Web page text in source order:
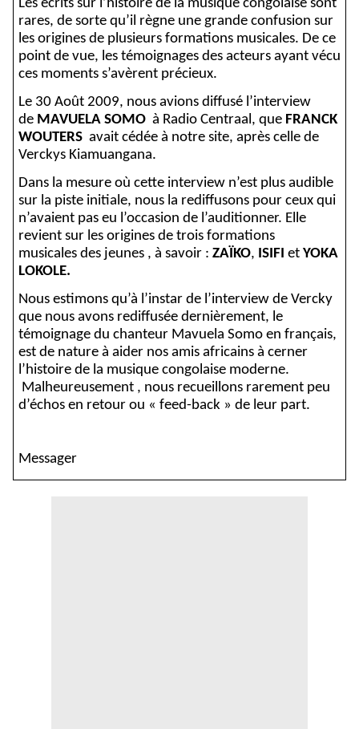
Les écrits sur l’histoire de la musique congolaise sont
rares, de sorte qu’il règne une grande confusion sur
les origines de plusieurs formations musicales. De ce
point de vue, les témoignages des acteurs ayant vécu
ces moments s’avèrent précieux.
Le 30 Août 2009, nous avions diffusé l’interview
de MAVUELA SOMOà Radio Centraal, que FRANCK
WOUTERSavait cédée à notre site, après celle de
Verckys Kiamuangana.
Dans la mesure où cette interview n’est plus audible
sur la piste initiale, nous la rediffusons pour ceux qui
n’avaient pas eu l’occasion de l’auditionner. Elle
revient sur les origines de trois formations
musicales des jeunes , à savoir : ZAÏKO, ISIFI et YOKA
LOKOLE.
Nous estimons qu’à l’instar de l’interview de Vercky
que nous avons rediffusée dernièrement, le
témoignage du chanteur Mavuela Somo en français,
est de nature à aider nos amis africains à cerner
l’histoire de la musique congolaise moderne.
Malheureusement , nous recueillons rarement peu
d’échos en retour ou « feed-back » de leur part.
Messager